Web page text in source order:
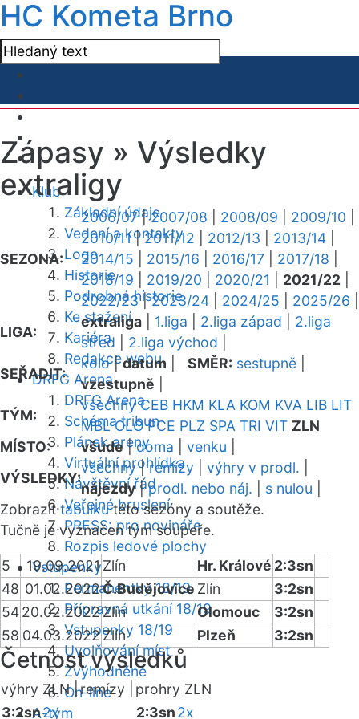
HC Kometa Brno
Klub
Základní údaje
Vedení a kontakty
Logo
Historie
Podrobná historie
Ke stažení
Kariéra
Redakce webu
DRFG Arena
DRFG Arena
Schéma tribun
Plánek areny
Virtuální prohlídka
Návštěvní řád
Veřejné bruslení
PRESS: pro novináře
Rozpis ledové plochy
Vstupenky
Permanentky 18/19
Přípravná utkání 18/19
Vstupenky 18/19
Uvolňování míst
Zvýhodněné
On-line
A-tým
Zápasy » Výsledky
extraligy
SEZONA:
2006/07|2007/08 2008/09 2009/10
2010/11|2011/12 2012/13 2013/14
2014/15
2015/16 2016/17 2017/18
2018/19
2019/20 2020/21 2021/22
2022/23|2023/24 2024/25 2025/26
LIGA:
extraliga 1.liga 2.liga západ
2.liga
střed
2.liga východ
SEŘADIT:
kolo|datum SMĚR: sestupně
vzestupně
TÝM:
všechny CEB HKM KLA KOM KVA LIB LIT
MBL OLO PCE PLZ SPA TRI VIT ZLN
MÍSTO:
všude|doma venku
VÝSLEDKY:
všechny|remízy výhry v prodl.
nájezdy|prodl. nebo náj. s nulou
Zobrazittabulkutéto sezóny a soutěže.
Tučně je vyznačen tým soupeře.
5 19.09.2021Zlín Hr. Králové 2:3sn
48 01.02.2022Č.Budějovice Zlín
3:2sn
5420.02.2022Zlín Olomouc
3:2sn
58 04.03.2022Zlín Plzeň 3:2sn
Četnost výsledků
výhry ZLN |remízy |
prohry ZLN
3:2sn2x 2:3sn2x